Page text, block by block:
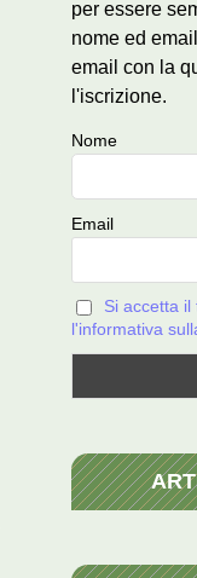
per essere
nome ed
email con la
l'iscrizione.
Nome
Email
Si accetta
l'informativa